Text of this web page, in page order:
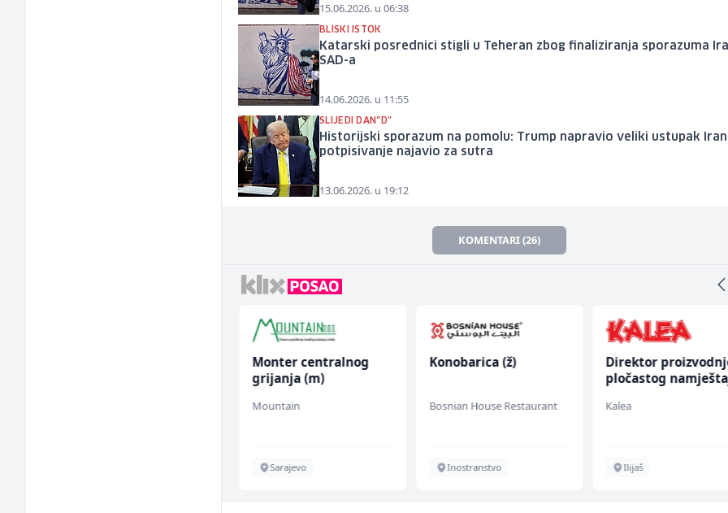
15.06.2026. u 06:38
BLISKI ISTOK
Katarski posrednici stigli u Teheran zbog finaliziranja sporazuma
SAD-a
14.06.2026. u 11:55
SLIJEDI DAN"D"
Historijski sporazum na pomolu: Trump napravio veliki ustupak
potpisivanje najavio za sutra
13.06.2026. u 19:12
KOMENTARI (26)
Monter centralnog
grijanja (m)
Mountain
Sarajevo
Konobarica (ž)
Bosnian House Restaurant
Inostranstvo
Direktor
pločastog
Kalea
Ilijaš